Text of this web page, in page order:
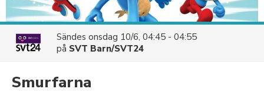
Sändes onsdag 10/6, 04:45 - 04:55
på SVT Barn/SVT24
Smurfarna